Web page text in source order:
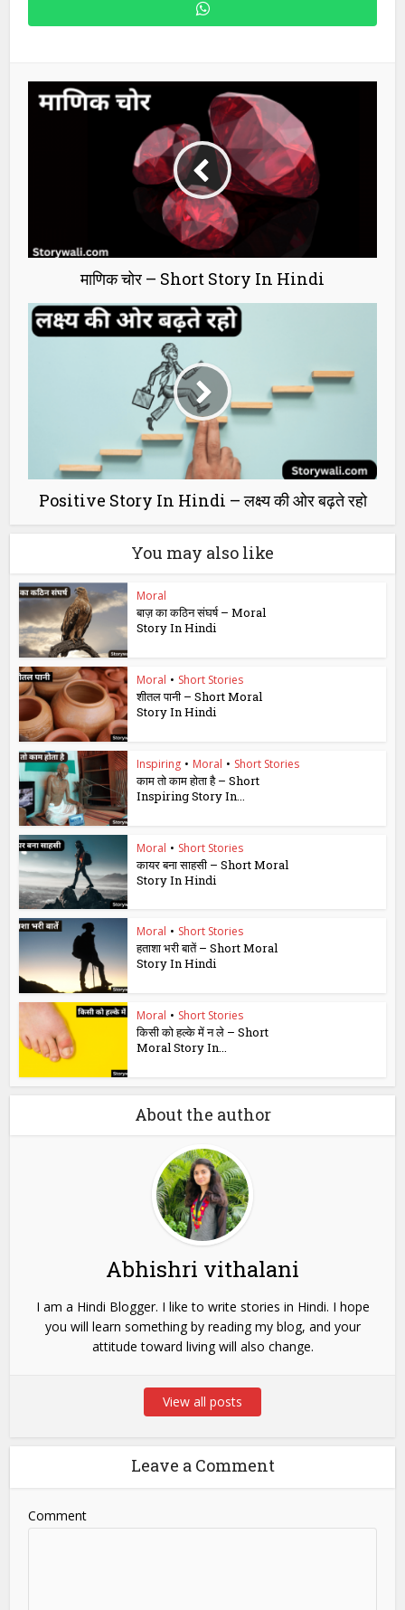
माणिक चोर – Short Story In Hindi
Positive Story In Hindi – लक्ष्य की ओर बढ़ते रहो
You may also like
Moral
बाज़ का कठिन संघर्ष – Moral
Story In Hindi
Moral • Short Stories
शीतल पानी – Short Moral
Story In Hindi
Inspiring • Moral • Short Stories
काम तो काम होता है – Short
Inspiring Story In...
Moral • Short Stories
कायर बना साहसी – Short Moral
Story In Hindi
Moral • Short Stories
हताशा भरी बातें – Short Moral
Story In Hindi
Moral • Short Stories
किसी को हल्के में न ले – Short
Moral Story In...
About the author
Abhishri vithalani
I am a Hindi Blogger. I like to write stories in Hindi. I hope
you will learn something by reading my blog, and your
attitude toward living will also change.
View all posts
Leave a Comment
Comment